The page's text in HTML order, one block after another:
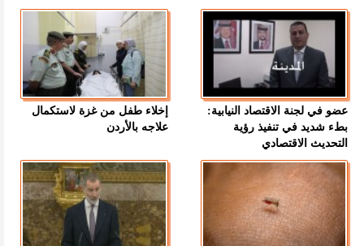
عضو في لجنة الاقتصاد النيابية:
بطء شديد في تنفيذ رؤية
التحديث الاقتصادي
إخلاء طفل من غزة لاستكمال
علاجه بالأردن